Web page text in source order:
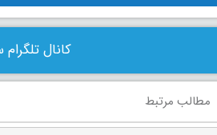
کانال تلگرام
مطالب مرتبط